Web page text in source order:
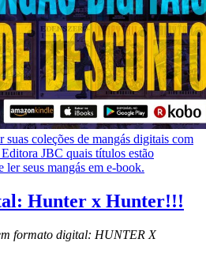
suas coleções de mangás digitais com
JBC quais títulos estão
seus mangás em e-book.
Hunter x Hunter!!!
formato digital: HUNTER X